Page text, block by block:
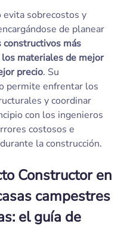
evita sobrecostos y
de planear
constructivos más
los materiales de mejor
precio. Su
permite enfrentar los
y coordinar
con los ingenieros
costosos e
la construcción.
Constructor en
campestres
el guía de